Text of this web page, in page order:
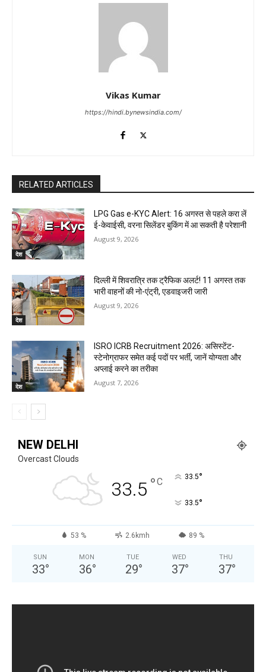
Vikas Kumar
https://hindi.bynewsindia.com/
RELATED ARTICLES
देश
LPG Gas e-KYC Alert: 16 अगस्त से पहले करा लें
ई-केवाईसी, वरना सिलेंडर बुकिंग में आ सकती है परेशानी
August 9, 2026
देश
दिल्ली में शिवरात्रि तक ट्रैफिक अलर्ट! 11 अगस्त तक
भारी वाहनों की नो-एंट्री, एडवाइजरी जारी
August 9, 2026
देश
ISRO ICRB Recruitment 2026: असिस्टेंट-
स्टेनोग्राफर समेत कई पदों पर भर्ती, जानें योग्यता और
अप्लाई करने का तरीका
August 7, 2026
NEW DELHI
Overcast Clouds
33.5 °C 33.5°
33.5°
53 % 2.6kmh 89 %
SUN
33°
MON
36°
TUE
29°
WED
37°
THU
37°